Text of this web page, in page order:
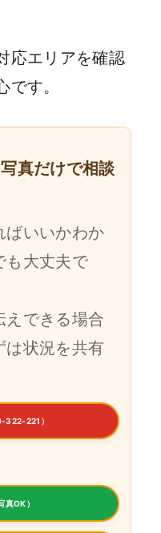
応エリアを確認
す。
真だけで相談
ばいいかわか
も大丈夫で
えできる場合
は状況を共有
322-221）
真OK）